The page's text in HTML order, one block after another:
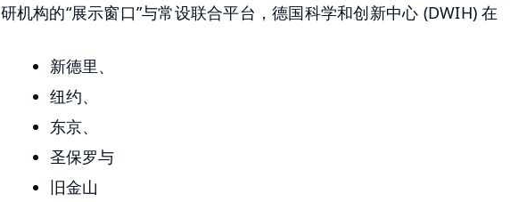
研机构的“展示窗口”与常设联合平台，德国科学和创新中心 (DWIH) 在
新德里、
纽约、
东京、
圣保罗与
旧金山